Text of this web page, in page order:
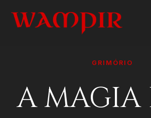
GRIMÓRIO
A MAGIA